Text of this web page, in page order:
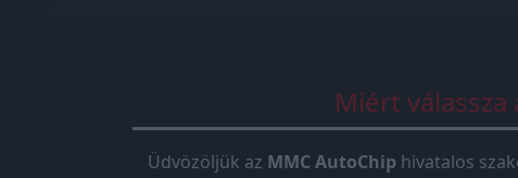
Miért
Üdvözöljük az MMC AutoChip hivatalos